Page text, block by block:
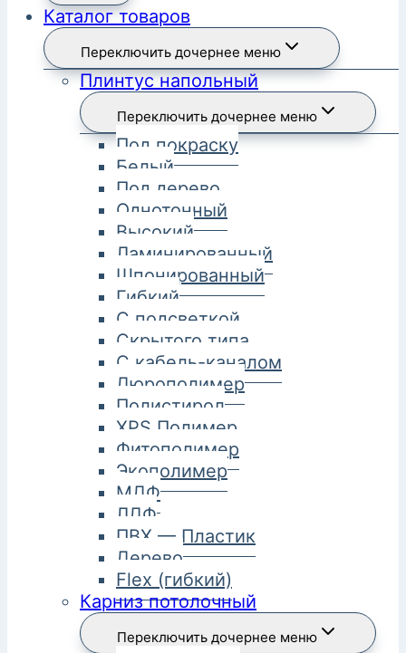
Каталог товаров
Переключить дочернее меню
Плинтус напольный
Переключить дочернее меню
Под покраску
Белый
Под дерево
Однотонный
Высокий
Ламинированный
Шпонированный
Гибкий
С подсветкой
Скрытого типа
С кабель-каналом
Дюрополимер
Полистирол
XPS Полимер
Фитополимер
Экополимер
МДФ
ЛДФ
ПВХ — Пластик
Дерево
Flex (гибкий)
Карниз потолочный
Переключить дочернее меню